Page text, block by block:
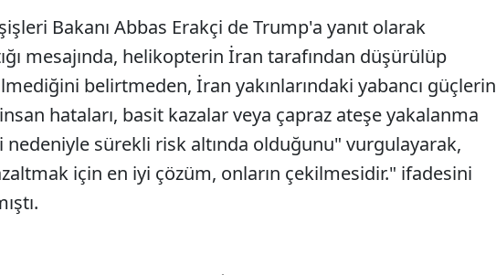
Bakanı Abbas Erakçi de Trump'a yanıt olarak
mesajında, helikopterin İran tarafından düşürülüp
belirtmeden, İran yakınlarındaki yabancı güçlerin
hataları, basit kazalar veya çapraz ateşe yakalanma
nedeniyle sürekli risk altında olduğunu" vurgulayarak,
için en iyi çözüm, onların çekilmesidir." ifadesini